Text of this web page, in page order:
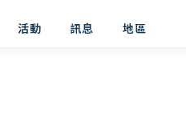
活動 訊息 地區